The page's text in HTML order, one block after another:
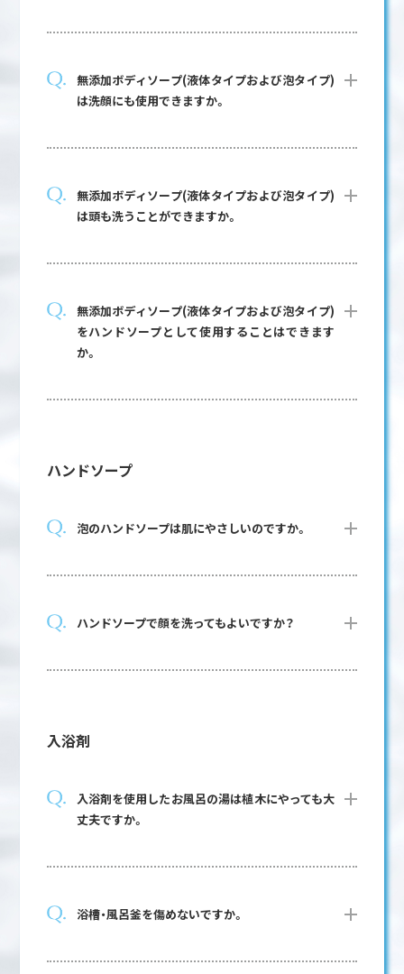
無添加ボディソープ(液体タイプおよび泡タイプ)
は洗顔にも使用できますか。
無添加ボディソープ(液体タイプおよび泡タイプ)
は頭も洗うことができますか。
無添加ボディソープ(液体タイプおよび泡タイプ)
をハンドソープとして使用することはできます
か。
ハンドソープ
泡のハンドソープは肌にやさしいのですか。
ハンドソープで顔を洗ってもよいですか？
入浴剤
入浴剤を使用したお風呂の湯は植木にやっても大
丈夫ですか。
浴槽・風呂釜を傷めないですか。